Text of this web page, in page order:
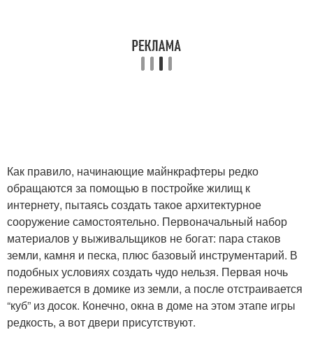
Как правило, начинающие майнкрафтеры редко
обращаются за помощью в постройке жилищ к
интернету, пытаясь создать такое архитектурное
сооружение самостоятельно. Первоначальный набор
материалов у выживальщиков не богат: пара стаков
земли, камня и песка, плюс базовый инструментарий. В
подобных условиях создать чудо нельзя. Первая ночь
переживается в домике из земли, а после отстраивается
“куб” из досок. Конечно, окна в доме на этом этапе игры
редкость, а вот двери присутствуют.